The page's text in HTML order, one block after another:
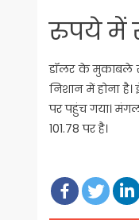
रुपये में
डॉलर के मुकाबले
निशान में होना
पर पहुंच गया।
101.78 पर है।